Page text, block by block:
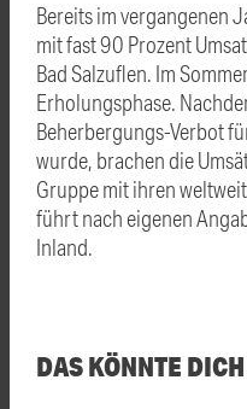
Bereits im vergangenen
mit fast 90 Prozent
Bad Salzuflen. Im
Erholungsphase.
Beherbergungs-Verbot
wurde, brachen die
Gruppe mit ihren
führt nach eigenen
Inland.
DAS KÖNNTE